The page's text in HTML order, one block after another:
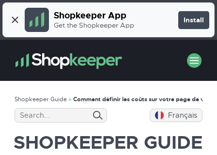
Shopkeeper App
Get the Shopkeeper App
Install
Shopkeeper Guide» Comment définir les coûts sur votre page de
Français
SHOPKEEPER GUIDE